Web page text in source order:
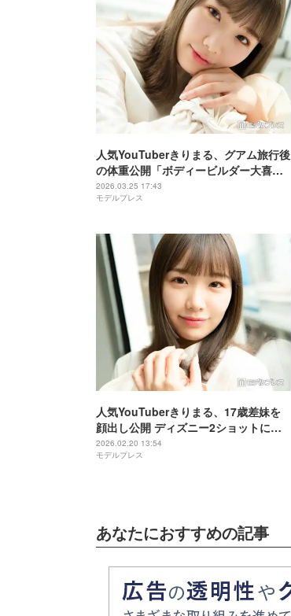
人気YouTuberきりまる、グアム旅行後
の体重公開「ボディービルダー大喜び
ご飯」ダイエットメニューも話題「リ
アル」「参考になる」
2026.03.25 17:43
モデルプレス
人気YouTuberきりまる、17歳差妹を
顔出し公開 ディズニー2ショットに
「口元が似てる」「仲良し姉妹にほっ
こり」と反響
2026.02.20 13:54
モデルプレス
あなたにおすすめの記事